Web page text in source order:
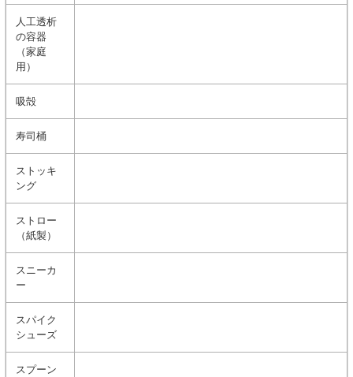
人工透析
の容器
（家庭
用）
吸殻
寿司桶
ストッキ
ング
ストロー
（紙製）
スニーカ
ー
スパイク
シューズ
スプーン